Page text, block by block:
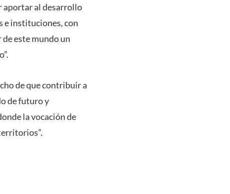
aportar al desarrollo
e instituciones, con
este mundo un
de que contribuir a
de futuro y
la vocación de